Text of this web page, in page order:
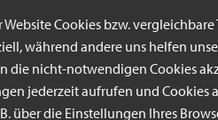
Website Cookies bzw.
während andere uns helfen
die nicht-notwendigen Cookies
jederzeit aufrufen und Cookies
über die Einstellungen Ihres